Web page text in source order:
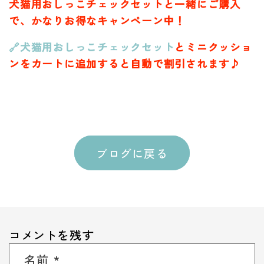
犬猫用おしっこチェックセットと一緒にご購入
で、かなり お得なキャンペーン中！
🔗犬猫用おしっこチェックセット とミニクッショ
ンをカートに追加すると自動で割引されます♪
ブログに戻る
コメントを残す
名前 *